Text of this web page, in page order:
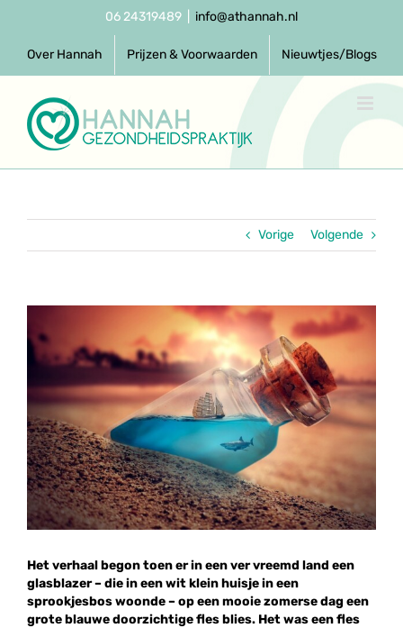
06 24319489 info@athannah.nl
Over Hannah Prijzen & Voorwaarden Nieuwtjes/Blogs
Vorige Volgende
Het verhaal begon toen er in een ver vreemd land een
glasblazer – die in een wit klein huisje in een
sprookjesbos woonde – op een mooie zomerse dag een
grote blauwe doorzichtige fles blies. Het was een fles